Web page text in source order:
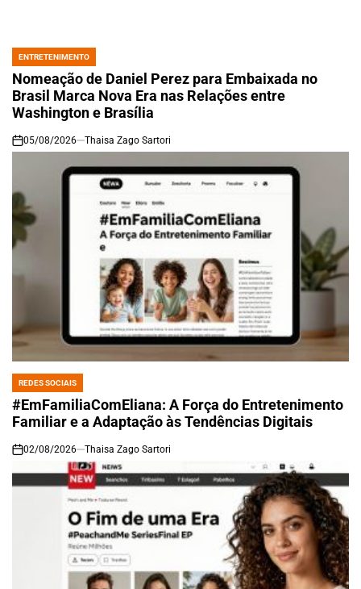
POSTED
IN
ENTRETENIMENTO
Nomeação de Daniel Perez para Embaixada no
Brasil Marca Nova Era nas Relações entre
Washington e Brasília
on
05/08/2026 Thaisa Zago Sartori
POSTED
IN
REDES SOCIAIS
#EmFamiliaComEliana: A Força do Entretenimento
Familiar e a Adaptação às Tendências Digitais
on
02/08/2026 Thaisa Zago Sartori